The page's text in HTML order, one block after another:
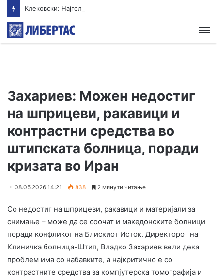
Захариев: Можен недостиг
на шприцеви, ракавици и
контрастни средства во
штипската болница, поради
кризата во Иран
08.05.2026 14:21 838 2 минути читање
Со недостиг на шприцеви, ракавици и материјали за
снимање – може да се соочат и македонските болници
поради конфликот на Блискиот Исток. Директорот на
Клиничка болница-Штип, Владко Захариев вели дека
проблем има со набавките, а најкритично е со
контрастните средства за компјутерска томографија и